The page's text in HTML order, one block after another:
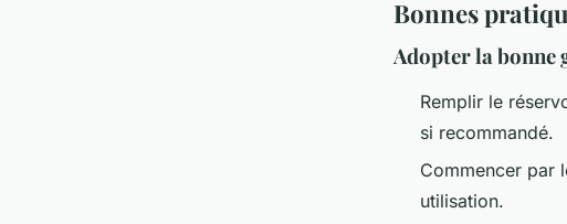
Bonnes
Adopter la bonne
Remplir le
si recommandé.
Commencer par
utilisation.